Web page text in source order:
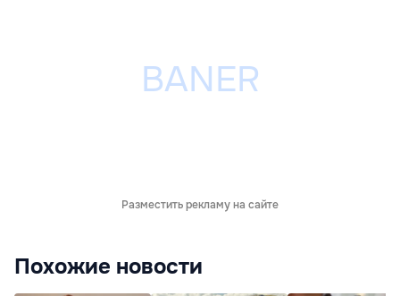
Разместить рекламу на сайте
Похожие новости